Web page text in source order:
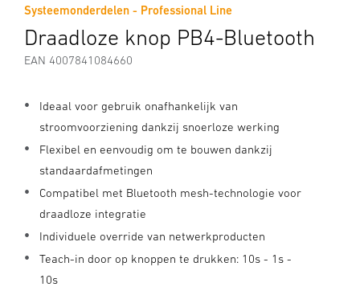
Systeemonderdelen - Professional Line
Draadloze knop PB4-Bluetooth
EAN 4007841084660
Ideaal voor gebruik onafhankelijk van
stroomvoorziening dankzij snoerloze werking
Flexibel en eenvoudig om te bouwen dankzij
standaardafmetingen
Compatibel met Bluetooth mesh-technologie voor
draadloze integratie
Individuele override van netwerkproducten
Teach-in door op knoppen te drukken: 10s - 1s -
10s